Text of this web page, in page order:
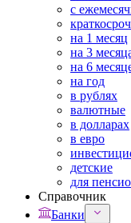
с
на 1 месяц
на 3
на 6
на год
в рублях
валютные
в долларах
в евро
детские
для
Справочник
Банки